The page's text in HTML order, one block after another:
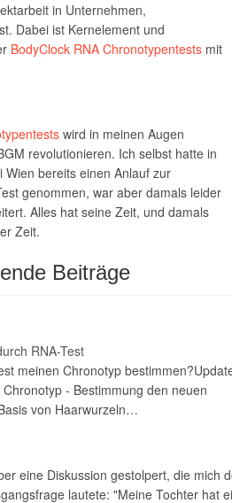
in Unternehmen,
Dabei ist Kernelement und
BodyClock RNA Chronotypentests mit
wird in meinen Augen
revolutionieren. Ich selbst hatte in
bereits einen Anlauf zur
genommen, war aber damals leider
Alles hat seine Zeit, und damals
Zeit.
Beiträge
RNA-Test
meinen Chronotyp
- Bestimmung den neuen
von Haarwurzeln…
eine Diskussion gestolpert, die mich
lautete: "Meine Tochter hat